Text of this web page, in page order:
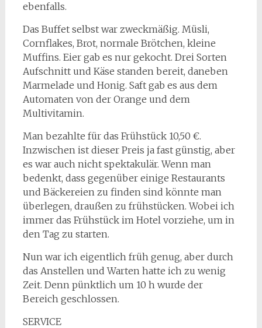
ebenfalls.
Das Buffet selbst war zweckmäßig. Müsli,
Cornflakes, Brot, normale Brötchen, kleine
Muffins. Eier gab es nur gekocht. Drei Sorten
Aufschnitt und Käse standen bereit, daneben
Marmelade und Honig. Saft gab es aus dem
Automaten von der Orange und dem
Multivitamin.
Man bezahlte für das Frühstück 10,50 €.
Inzwischen ist dieser Preis ja fast günstig, aber
es war auch nicht spektakulär. Wenn man
bedenkt, dass gegenüber einige Restaurants
und Bäckereien zu finden sind könnte man
überlegen, draußen zu frühstücken. Wobei ich
immer das Frühstück im Hotel vorziehe, um in
den Tag zu starten.
Nun war ich eigentlich früh genug, aber durch
das Anstellen und Warten hatte ich zu wenig
Zeit. Denn pünktlich um 10 h wurde der
Bereich geschlossen.
SERVICE